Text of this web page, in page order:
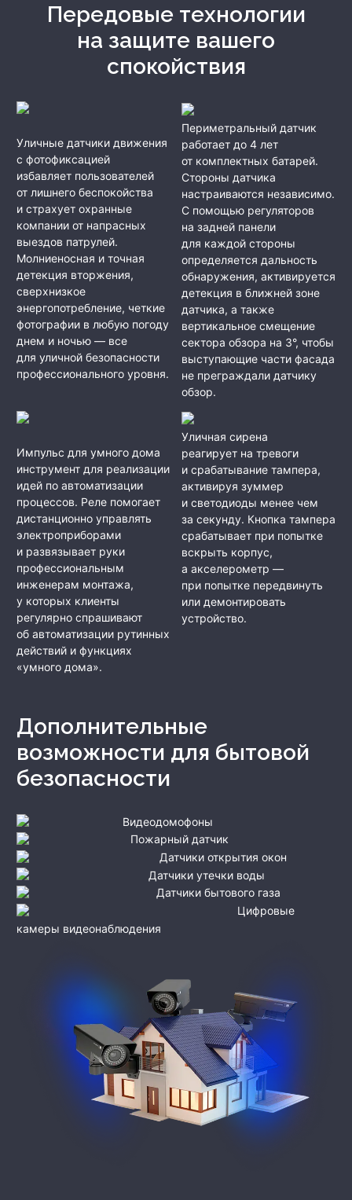
Передовые технологии
на защите вашего
спокойствия
Уличные датчики движения
с фотофиксацией
избавляет пользователей
от лишнего беспокойства
и страхует охранные
компании от напрасных
выездов патрулей.
Молниеносная и точная
детекция вторжения,
сверхнизкое
энергопотребление, четкие
фотографии в любую погоду
днем и ночью — все
для уличной безопасности
профессионального уровня.
Периметральный датчик
работает до 4 лет
от комплектных батарей.
Стороны датчика
настраиваются независимо.
С помощью регуляторов
на задней панели
для каждой стороны
определяется дальность
обнаружения, активируется
детекция в ближней зоне
датчика, а также
вертикальное смещение
сектора обзора на 3°, чтобы
выступающие части фасада
не преграждали датчику
обзор.
Импульс для умного дома
инструмент для реализации
идей по автоматизации
процессов. Реле помогает
дистанционно управлять
электроприборами
и развязывает руки
профессиональным
инженерам монтажа,
у которых клиенты
регулярно спрашивают
об автоматизации рутинных
действий и функциях
«умного дома».
Уличная сирена
реагирует на тревоги
и срабатывание тампера,
активируя зуммер
и светодиоды менее чем
за секунду. Кнопка тампера
срабатывает при попытке
вскрыть корпус,
а акселерометр —
при попытке передвинуть
или демонтировать
устройство.
Дополнительные
возможности для бытовой
безопасности
Видеодомофоны
Пожарный датчик
Датчики открытия окон
Датчики утечки воды
Датчики бытового газа
Цифровые
камеры видеонаблюдения